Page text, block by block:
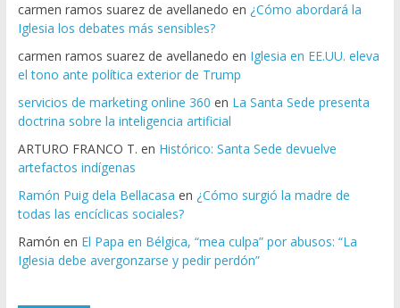
carmen ramos suarez de avellanedo en ¿Cómo abordará la
Iglesia los debates más sensibles?
carmen ramos suarez de avellanedo en Iglesia en EE.UU. eleva
el tono ante política exterior de Trump
servicios de marketing online 360 en La Santa Sede presenta
doctrina sobre la inteligencia artificial
ARTURO FRANCO T. en Histórico: Santa Sede devuelve
artefactos indígenas
Ramón Puig dela Bellacasa en ¿Cómo surgió la madre de
todas las encíclicas sociales?
Ramón en El Papa en Bélgica, “mea culpa” por abusos: “La
Iglesia debe avergonzarse y pedir perdón”